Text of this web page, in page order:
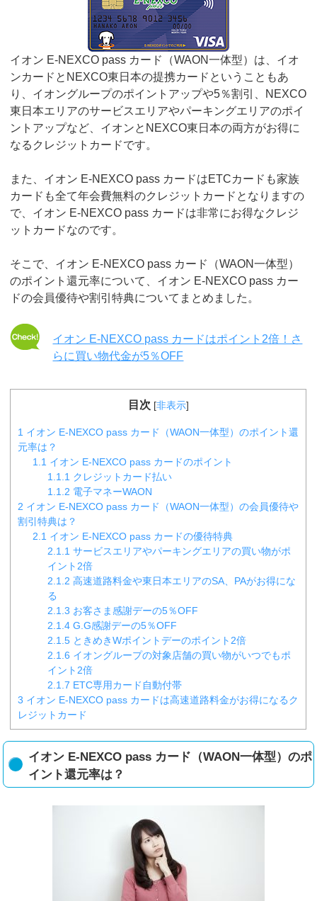
イオン E-NEXCO pass カード（WAON一体型）は、イオ
ンカードとNEXCO東日本の提携カードということもあ
り、イオングループのポイントアップや5％割引、NEXCO
東日本エリアのサービスエリアやパーキングエリアのポイ
ントアップなど、イオンとNEXCO東日本の両方がお得に
なるクレジットカードです。
また、イオン E-NEXCO pass カードはETCカードも家族
カードも全て年会費無料のクレジットカードとなりますの
で、イオン E-NEXCO pass カードは非常にお得なクレジ
ットカードなのです。
そこで、イオン E-NEXCO pass カード（WAON一体型）
のポイント還元率について、イオン E-NEXCO pass カー
ドの会員優待や割引特典についてまとめました。
イオン E-NEXCO pass カードはポイント2倍！さ
らに買い物代金が5％OFF
目次 [非表示]
1 イオン E-NEXCO pass カード（WAON一体型）のポイント還
元率は？
1.1 イオン E-NEXCO pass カードのポイント
1.1.1 クレジットカード払い
1.1.2 電子マネーWAON
2 イオン E-NEXCO pass カード（WAON一体型）の会員優待や
割引特典は？
2.1 イオン E-NEXCO pass カードの優待特典
2.1.1 サービスエリアやパーキングエリアの買い物がポ
イント2倍
2.1.2 高速道路料金や東日本エリアのSA、PAがお得にな
る
2.1.3 お客さま感謝デーの5％OFF
2.1.4 G.G感謝デーの5％OFF
2.1.5 ときめきWポイントデーのポイント2倍
2.1.6 イオングループの対象店舗の買い物がいつでもポ
イント2倍
2.1.7 ETC専用カード自動付帯
3 イオン E-NEXCO pass カードは高速道路料金がお得になるク
レジットカード
イオン E-NEXCO pass カード（WAON一体型）のポ
イント還元率は？